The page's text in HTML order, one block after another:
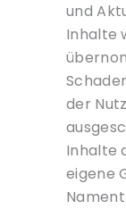
und
Inhalte
der
Inhalte
eigene